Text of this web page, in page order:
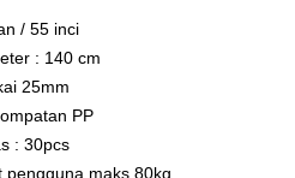
/ 55 inci
: 140 cm
25mm
PP
: 30pcs
pengguna maks 80kg